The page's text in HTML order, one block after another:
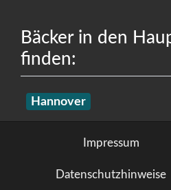
Bäcker in den
finden:
Hannover
Impressum
Datenschutzhinweise